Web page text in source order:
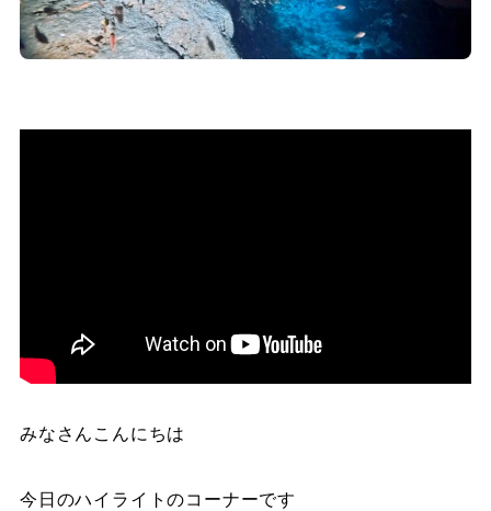
みなさんこんにちは
今日のハイライトのコーナーです